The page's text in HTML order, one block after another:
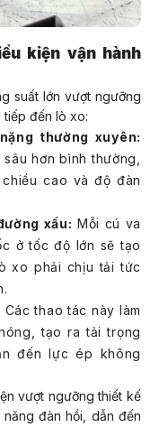
kiện vận hành
suất lớn vượt ngưỡng
đến lò xo:
thường xuyên:
hơn bình thường,
cao và độ đàn
xấu: Mỗi cú va
ở tốc độ lớn sẽ tạo
xo phải chịu tải tức
Các thao tác này làm
tạo ra tải trọng
đến lực ép không
vượt ngưỡng thiết kế
đàn hồi, dẫn đến